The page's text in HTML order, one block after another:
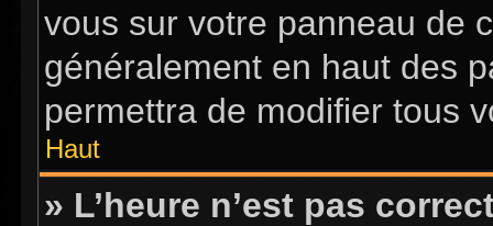
vous sur votre panneau de
généralement en haut des
permettra de modifier tous
Haut
» L’heure n’est pas